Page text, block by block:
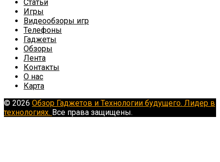
Статьи
Игры
Видеообзоры игр
Телефоны
Гаджеты
Обзоры
Лента
Контакты
О нас
Карта
© 2026 Обзор Гаджетов и Технологии будущего. Лидер в
технологиях. Все права защищены.